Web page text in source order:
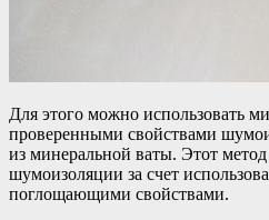
Для этого можно использовать
проверенными свойствами
из минеральной ваты. Этот
шумоизоляции за счет
поглощающими свойствами.